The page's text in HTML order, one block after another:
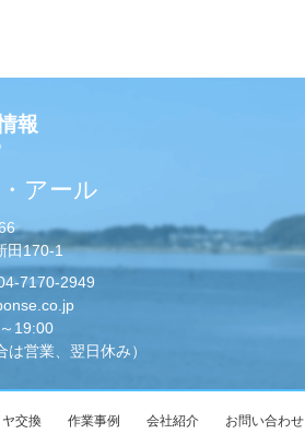
報
アール
田170-1
7170-2949
19:00
営業、翌日休み）
交換 作業事例 会社紹介 お問い合わせ